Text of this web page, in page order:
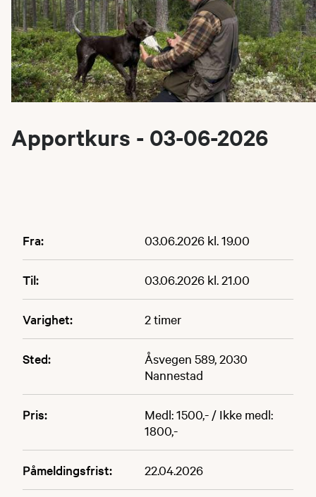
Apportkurs - 03-06-2026
Fra: 03.06.2026 kl. 19.00
Til: 03.06.2026 kl. 21.00
Varighet: 2 timer
Sted:
Åsvegen 589, 2030
Nannestad
Pris:
Medl: 1500,- / Ikke medl:
1800,-
Påmeldingsfrist: 22.04.2026